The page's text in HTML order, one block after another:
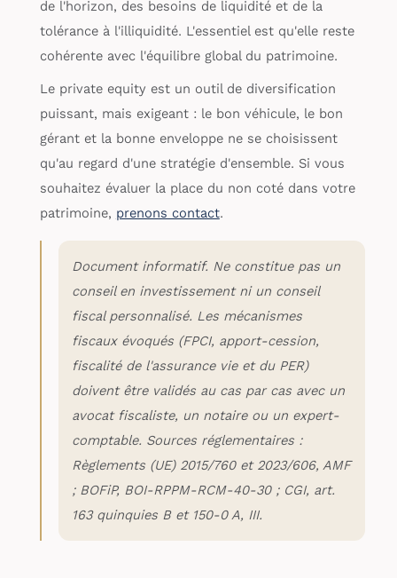
de l'horizon, des besoins de liquidité et de la
tolérance à l'illiquidité. L'essentiel est qu'elle reste
cohérente avec l'équilibre global du patrimoine.
Le private equity est un outil de diversification
puissant, mais exigeant : le bon véhicule, le bon
gérant et la bonne enveloppe ne se choisissent
qu'au regard d'une stratégie d'ensemble. Si vous
souhaitez évaluer la place du non coté dans votre
patrimoine, prenons contact.
Document informatif. Ne constitue pas un
conseil en investissement ni un conseil
fiscal personnalisé. Les mécanismes
fiscaux évoqués (FPCI, apport-cession,
fiscalité de l'assurance vie et du PER)
doivent être validés au cas par cas avec un
avocat fiscaliste, un notaire ou un expert-
comptable. Sources réglementaires :
Règlements (UE) 2015/760 et 2023/606, AMF
; BOFiP, BOI-RPPM-RCM-40-30 ; CGI, art.
163 quinquies B et 150-0 A, III.